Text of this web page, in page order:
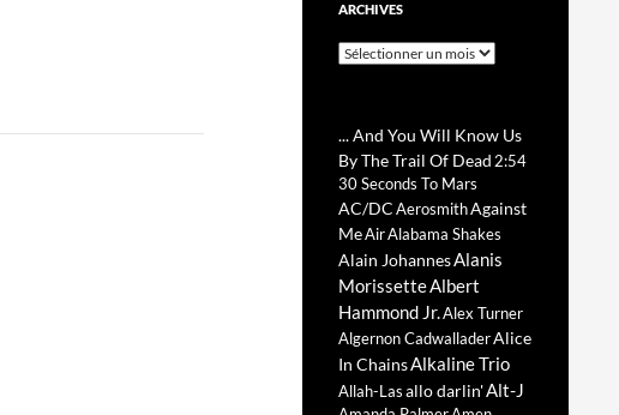
ARCHIVES
Archives
... And You Will Know Us
By The Trail Of Dead 2:54
30 Seconds To Mars
AC/DCAerosmithAgainst
MeAirAlabama Shakes
Alain JohannesAlanis
MorissetteAlbert
Hammond Jr.Alex Turner
Algernon CadwalladerAlice
In ChainsAlkaline Trio
Allah-Lasallo darlin'Alt-J